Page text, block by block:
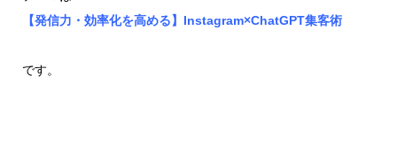
【発信力・効率化を高める】Instagram×ChatGPT集客術
です。